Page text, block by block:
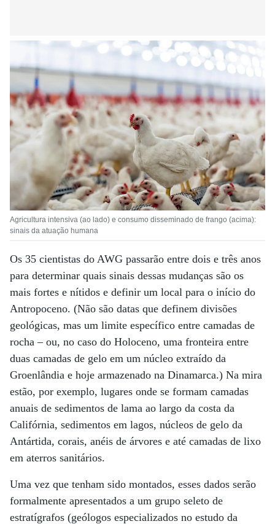
Agricultura intensiva (ao lado) e consumo disseminado de frango (acima):
sinais da atuação humana
Os 35 cientistas do AWG passarão entre dois e três anos
para determinar quais sinais dessas mudanças são os
mais fortes e nítidos e definir um local para o início do
Antropoceno. (Não são datas que definem divisões
geológicas, mas um limite específico entre camadas de
rocha – ou, no caso do Holoceno, uma fronteira entre
duas camadas de gelo em um núcleo extraído da
Groenlândia e hoje armazenado na Dinamarca.) Na mira
estão, por exemplo, lugares onde se formam camadas
anuais de sedimentos de lama ao largo da costa da
Califórnia, sedimentos em lagos, núcleos de gelo da
Antártida, corais, anéis de árvores e até camadas de lixo
em aterros sanitários.
Uma vez que tenham sido montados, esses dados serão
formalmente apresentados a um grupo seleto de
estratígrafos (geólogos especializados no estudo da